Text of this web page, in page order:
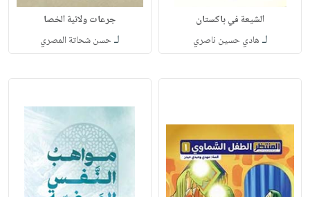
الشيعة في باكستان
لـ هادي حسين ناصري
جرعات ولائية الخصا
لـحسن شحاتة المصري